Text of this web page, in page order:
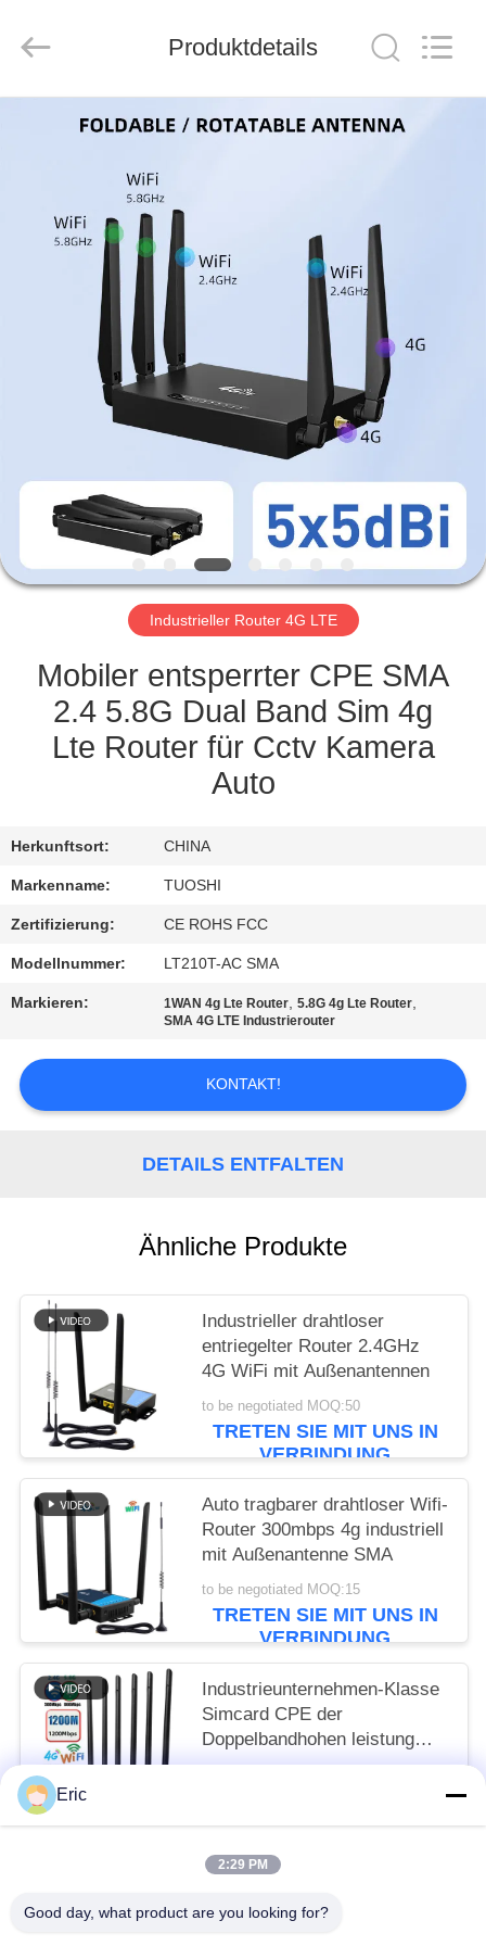
HAUS
PRODUKTE
ÜBER
FABRIK-
AUSFLUG
QUALITÄTSKONTROLLE
TRETEN
SIE
MIT
VERBINDUNG
NACHRICHTEN
FÄLLE
FORDERN
VR
SITEMAP
Co.,
Reserved.
Produktdetails
Industrieller Router 4G LTE
Mobiler entsperrter CPE SMA
2.4 5.8G Dual Band Sim 4g
Lte Router für Cctv Kamera
Auto
Herkunftsort: CHINA
Markenname: TUOSHI
Zertifizierung: CE ROHS FCC
Modellnummer: LT210T-AC SMA
Markieren: 1WAN 4g Lte Router,5.8G 4g Lte Router,
SMA 4G LTE Industrierouter
KONTAKT!
DETAILS ENTFALTEN
Ähnliche Produkte
Industrieller drahtloser
entriegelter Router 2.4GHz
4G WiFi mit Außenantennen
to be negotiated MOQ:50
TRETEN SIE MIT UNS IN
VERBINDUNG
Auto tragbarer drahtloser Wifi-
Router 300mbps 4g industriell
mit Außenantenne SMA
to be negotiated MOQ:15
TRETEN SIE MIT UNS IN
VERBINDUNG
Industrieunternehmen-Klasse
Simcard CPE der
Doppelbandhohen leistung
1200Mbps drahtlose Router
VERBINDUNG
Eric
2:29 PM
Good day, what product are you looking for?